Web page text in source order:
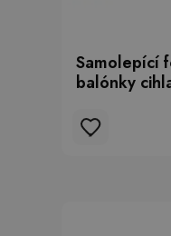
Samolepící
balónky